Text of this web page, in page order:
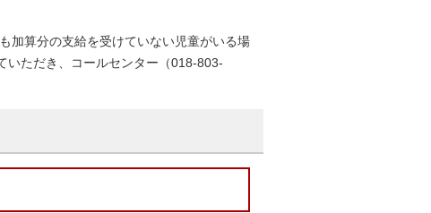
加算分の支給を受けていない児童がいる場
いただき、コールセンター（018-803-